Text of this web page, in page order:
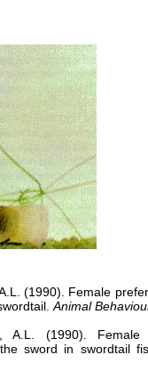
(1990). Female
Animal
A.L. (1990).
sword in swordtail